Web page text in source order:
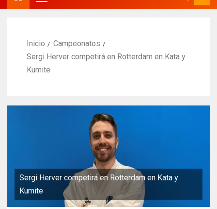
Inicio
Campeonatos
Sergi Herver competirá en Rotterdam en Kata y
Kumite
Sergi Herver competirá en Rotterdam en Kata y
Kumite